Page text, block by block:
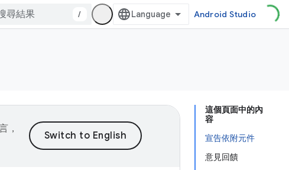
/ Android Studio
這個頁面中的內
容
宣告依附元件
意見回饋
，